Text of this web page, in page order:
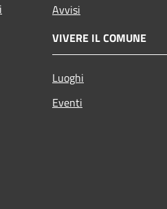
Avvisi
VIVERE IL COMUNE
Luoghi
Eventi